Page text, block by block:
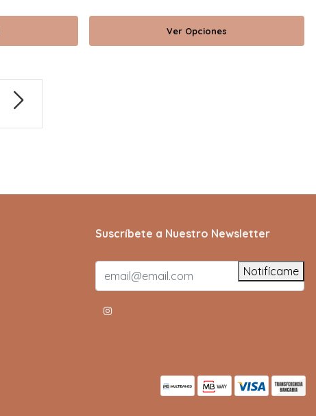
Ver Opciones
Suscríbete a Nuestro Newsletter
Notifícame